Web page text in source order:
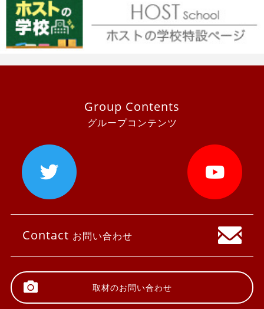
Group Contents
グループコンテンツ
Contact お問い合わせ
取材のお問い合わせ